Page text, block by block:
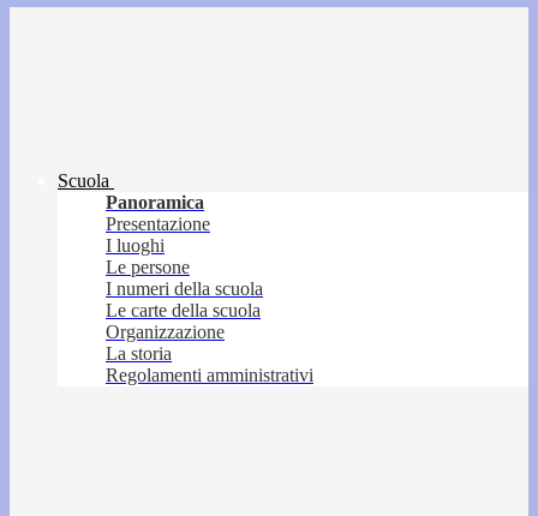
Scuola
Panoramica
Presentazione
I luoghi
Le persone
I numeri della scuola
Le carte della scuola
Organizzazione
La storia
Regolamenti amministrativi